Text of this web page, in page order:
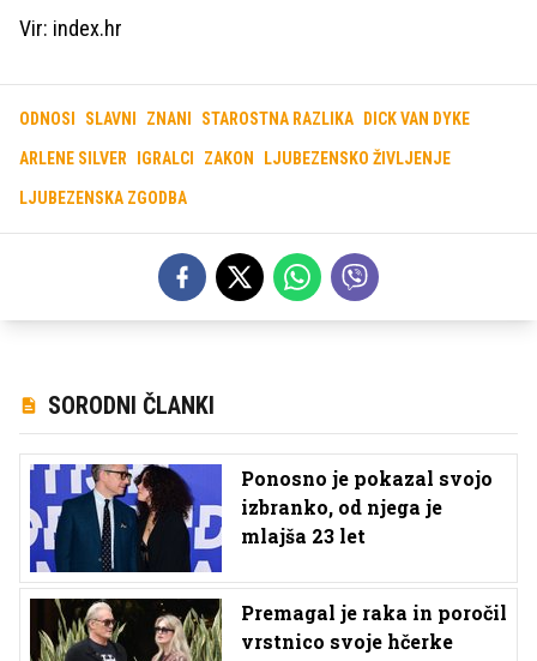
Vir: index.hr
ODNOSI SLAVNI ZNANI STAROSTNA RAZLIKA DICK VAN DYKE
ARLENE SILVER IGRALCI ZAKON LJUBEZENSKO ŽIVLJENJE
LJUBEZENSKA ZGODBA
SORODNI ČLANKI
Ponosno je pokazal svojo
izbranko, od njega je
mlajša 23 let
Premagal je raka in poročil
vrstnico svoje hčerke